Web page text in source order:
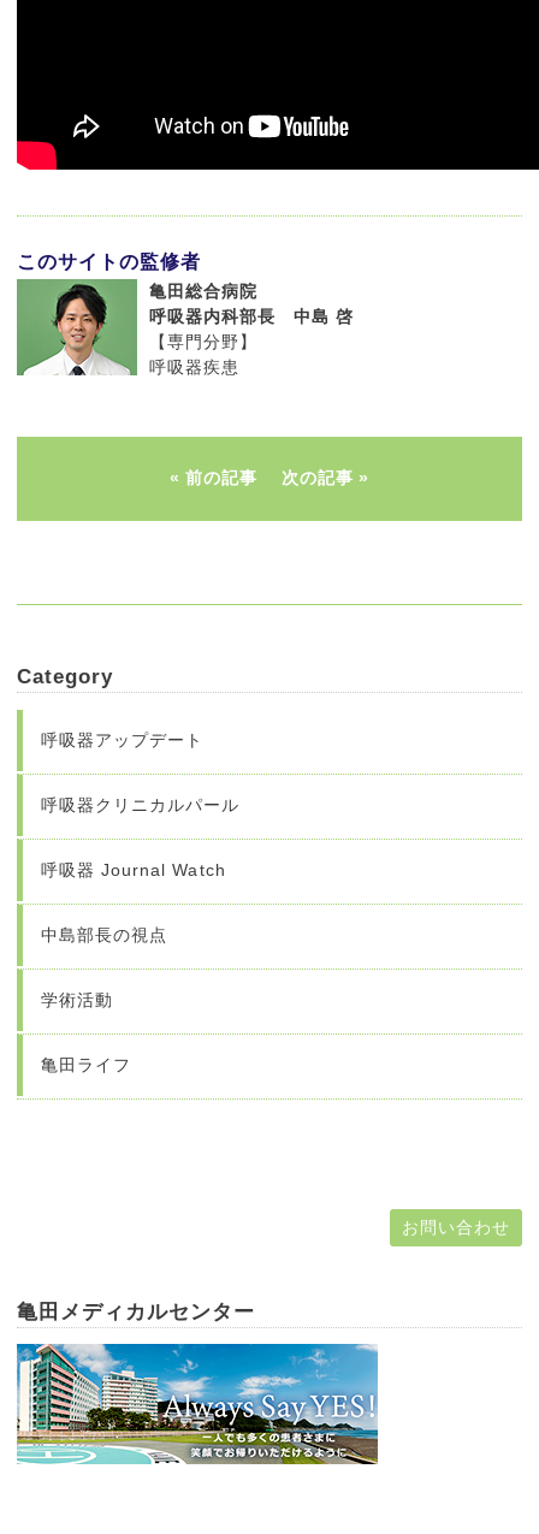
このサイトの監修者
亀田総合病院
呼吸器内科部長 中島 啓
【専門分野】
呼吸器疾患
前の記事 次の記事
Category
呼吸器アップデート
呼吸器クリニカルパール
呼吸器 Journal Watch
中島部長の視点
学術活動
亀田ライフ
お問い合わせ
亀田メディカルセンター